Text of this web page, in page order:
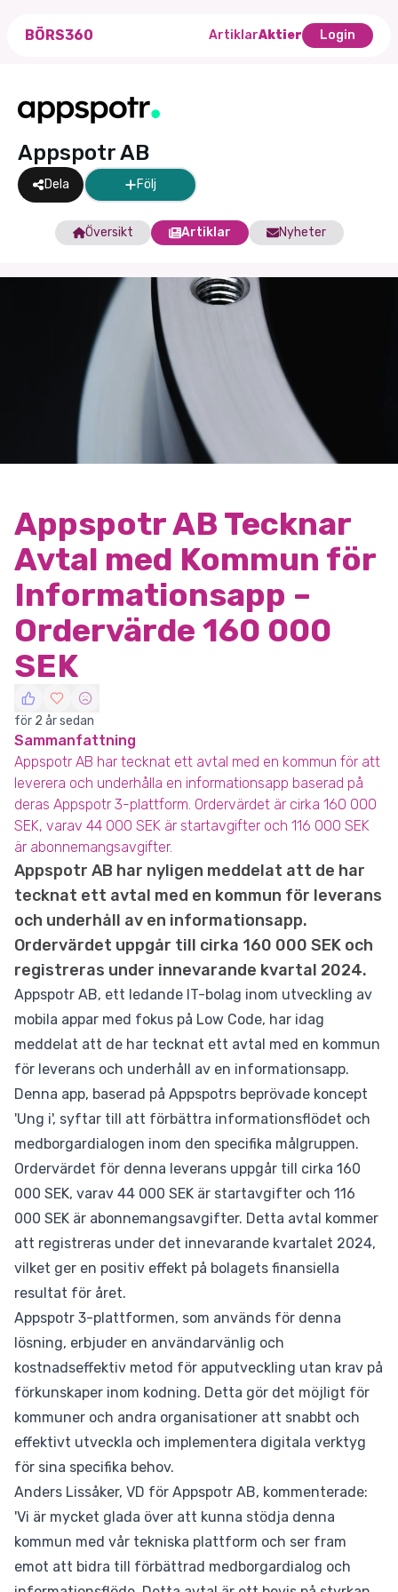
BÖRS360 ArtiklarAktier Login
Appspotr AB
Dela Följ
Översikt Artiklar Nyheter
Appspotr AB Tecknar
Avtal med Kommun för
Informationsapp –
Ordervärde 160 000
SEK
för 2 år sedan
Sammanfattning
Appspotr AB har tecknat ett avtal med en kommun för att
leverera och underhålla en informationsapp baserad på
deras Appspotr 3-plattform. Ordervärdet är cirka 160 000
SEK, varav 44 000 SEK är startavgifter och 116 000 SEK
är abonnemangsavgifter.
Appspotr AB har nyligen meddelat att de har
tecknat ett avtal med en kommun för leverans
och underhåll av en informationsapp.
Ordervärdet uppgår till cirka 160 000 SEK och
registreras under innevarande kvartal 2024.
Appspotr AB, ett ledande IT-bolag inom utveckling av
mobila appar med fokus på Low Code, har idag
meddelat att de har tecknat ett avtal med en kommun
för leverans och underhåll av en informationsapp.
Denna app, baserad på Appspotrs beprövade koncept
'Ung i', syftar till att förbättra informationsflödet och
medborgardialogen inom den specifika målgruppen.
Ordervärdet för denna leverans uppgår till cirka 160
000 SEK, varav 44 000 SEK är startavgifter och 116
000 SEK är abonnemangsavgifter. Detta avtal kommer
att registreras under det innevarande kvartalet 2024,
vilket ger en positiv effekt på bolagets finansiella
resultat för året.
Appspotr 3-plattformen, som används för denna
lösning, erbjuder en användarvänlig och
kostnadseffektiv metod för apputveckling utan krav på
förkunskaper inom kodning. Detta gör det möjligt för
kommuner och andra organisationer att snabbt och
effektivt utveckla och implementera digitala verktyg
för sina specifika behov.
Anders Lissåker, VD för Appspotr AB, kommenterade:
'Vi är mycket glada över att kunna stödja denna
kommun med vår tekniska plattform och ser fram
emot att bidra till förbättrad medborgardialog och